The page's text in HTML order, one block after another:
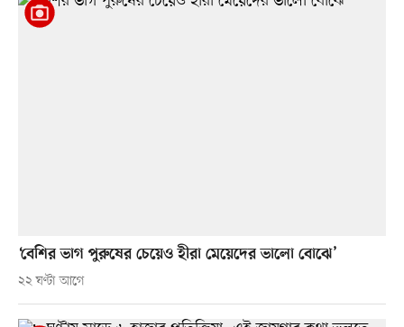
‘বেশির ভাগ পুরুষের চেয়েও হীরা মেয়েদের ভালো বোঝে’
২২ ঘণ্টা আগে